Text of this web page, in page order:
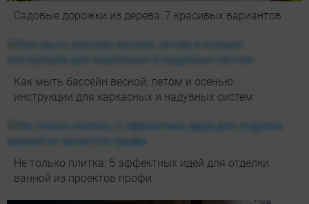
Садовые дорожки из дерева: 7 красивых вариантов
Как мыть бассейн весной, летом и осенью:
инструкции для каркасных и надувных систем
Не только плитка: 5 эффектных идей для отделки
ванной из проектов профи